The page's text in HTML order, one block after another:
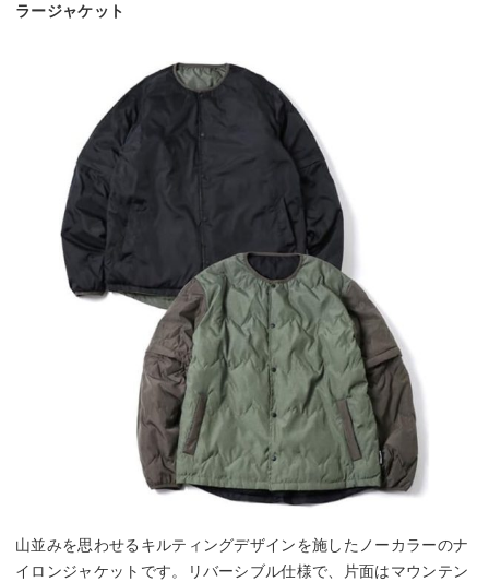
ラージャケット
山並みを思わせるキルティングデザインを施したノーカラーのナ
イロンジャケットです。リバーシブル仕様で、片面はマウンテン